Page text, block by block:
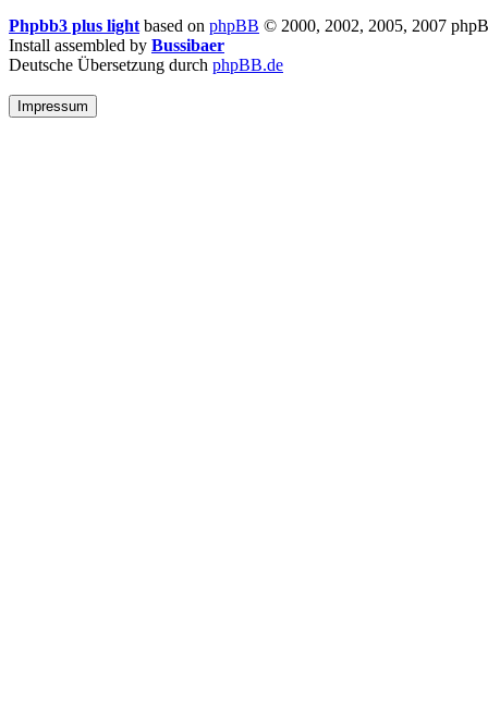
Phpbb3 plus lightbased on phpBB © 2000, 2002, 2005, 2007
Install assembled by Bussibaer
Deutsche Übersetzung durch phpBB.de